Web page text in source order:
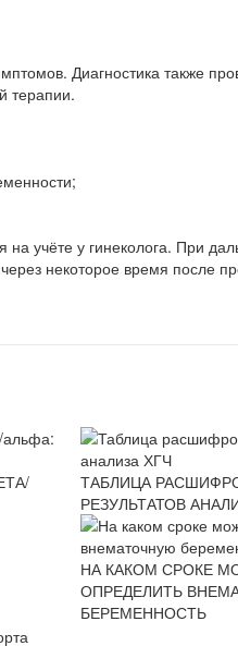
Диагностика также
терапии.
на учёте у гинеколога. При
некоторое время после
ТАБЛИЦА
РЕЗУЛЬТАТОВ
НА КАКОМ СРОКЕ
ОПРЕДЕЛИТЬ
БЕРЕМЕННОСТЬ